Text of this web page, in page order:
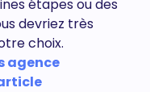
étapes ou des
devriez très
choix.
agence